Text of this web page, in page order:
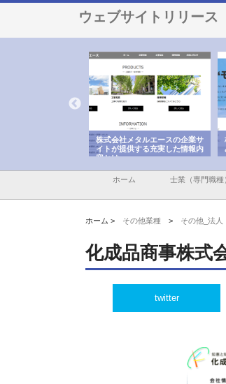
ウェブサイトリリース
株式会社メタルエースの企業サ
イトが提供する充実した情報内
容とは
ホーム 士業（専門職種
ホーム > その他業種 > その他_法人
化成品商事株式
twitter